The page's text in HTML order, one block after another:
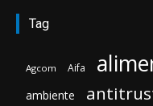
Tag
Agcom Aifa
ambiente